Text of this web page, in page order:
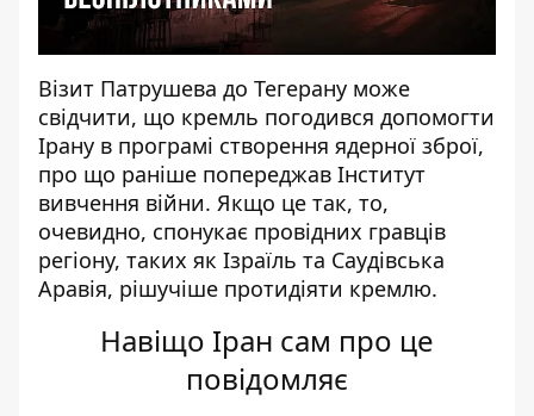
Візит Патрушева до Тегерану може
свідчити, що кремль погодився допомогти
Ірану в програмі створення ядерної зброї,
про що раніше попереджав Інститут
вивчення війни. Якщо це так, то,
очевидно, спонукає провідних гравців
регіону, таких як Ізраїль та Саудівська
Аравія, рішучіше протидіяти кремлю.
Навіщо Іран сам про це
повідомляє